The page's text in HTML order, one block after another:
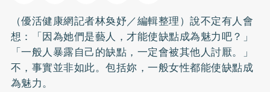
（優活健康網記者林奐妤／編輯整理）說不定有人會
想：「因為她們是藝人，才能使缺點成為魅力吧？」
「一般人暴露自己的缺點，一定會被其他人討厭。」
不，事實並非如此。包括妳，一般女性都能使缺點成
為魅力。